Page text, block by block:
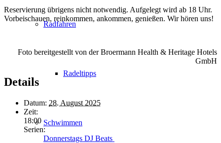
Radfahren
Radeltipps
Schwimmen
Reservierung übrigens nicht notwendig. Aufgelegt wird ab 18 Uhr.
Vorbeischauen, reinkommen, ankommen, genießen. Wir hören uns!
Foto bereitgestellt von der Broermann Health & Heritage Hotels
GmbH
Details
Datum: 28. August 2025
Zeit:
18:00
Serien:
Donnerstags DJ Beats